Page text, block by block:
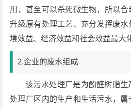
用，甚至可以杀死微生物，所以
升级原有处理工艺、充分发挥废
境效益、经济效益和社会效益最大
2.企业的废水组成
该污水处理厂是为酚醛树脂
处理厂区内的生产和生活污水，